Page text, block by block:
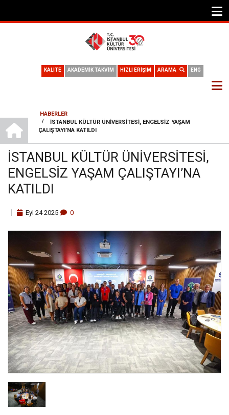
ENG
ARAMA
HIZLI ERİŞİM
AKADEMİK TAKVİM
KALİTE
SAYFA
YOLU
HABERLER
/
İSTANBUL KÜLTÜR ÜNIVERSITESI, ENGELSIZ YAŞAM
ÇALIŞTAYI’NA KATILDI
İSTANBUL KÜLTÜR ÜNIVERSITESI,
ENGELSIZ YAŞAM ÇALIŞTAYI’NA
KATILDI
Eyl 24 2025 0